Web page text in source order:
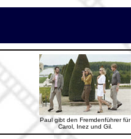
Paul gibt den Fremdenführer für
Carol, Inez und Gil.